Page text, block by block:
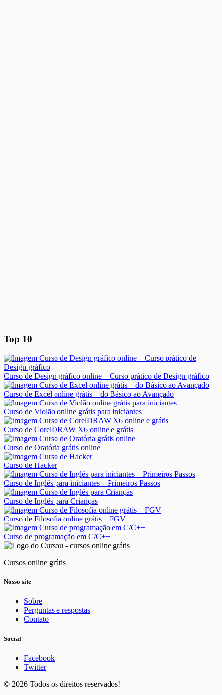
Top 10
Curso de Design gráfico online – Curso prático de Design gráfico
Curso de Excel online grátis – do Básico ao Avançado
Curso de Violão online grátis para iniciantes
Curso de CorelDRAW X6 online e grátis
Curso de Oratória grátis online
Curso de Hacker
Curso de Inglês para iniciantes – Primeiros Passos
Curso de Inglês para Crianças
Curso de Filosofia online grátis – FGV
Curso de programação em C/C++
Cursos online grátis
Nosso site
Sobre
Perguntas e respostas
Contato
Social
Facebook
Twitter
© 2026 Todos os direitos reservados!